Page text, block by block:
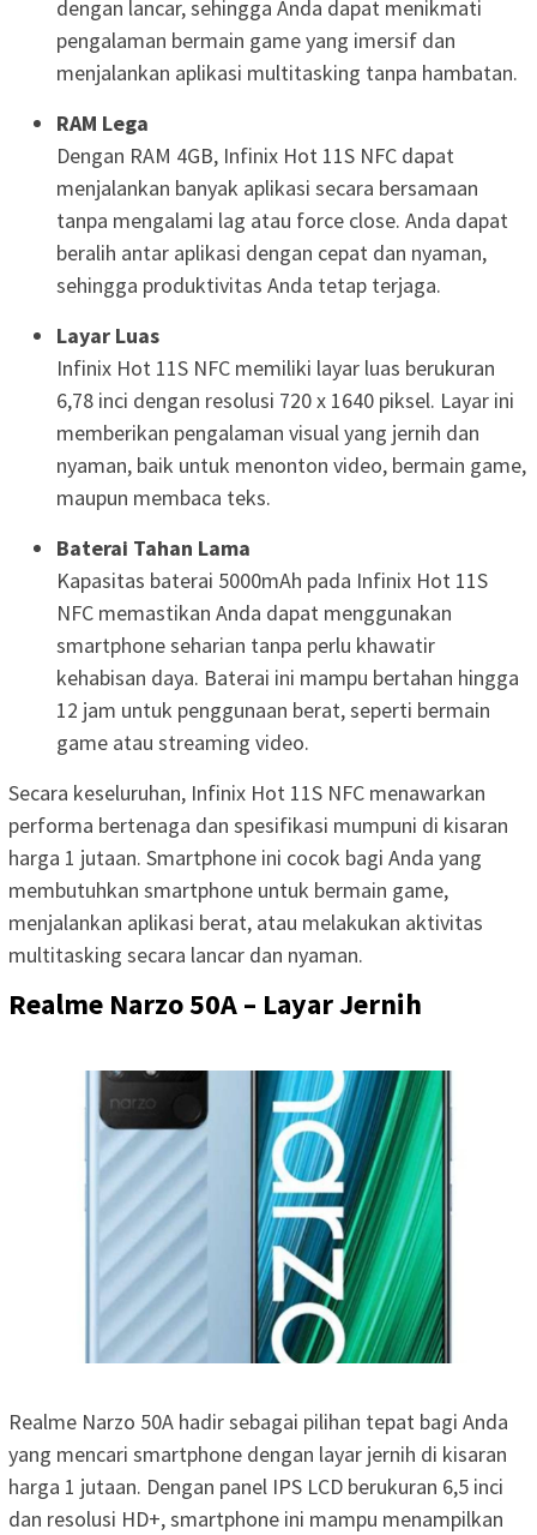
dengan lancar, sehingga Anda dapat menikmati
pengalaman bermain game yang imersif dan
menjalankan aplikasi multitasking tanpa hambatan.
RAM Lega
Dengan RAM 4GB, Infinix Hot 11S NFC dapat
menjalankan banyak aplikasi secara bersamaan
tanpa mengalami lag atau force close. Anda dapat
beralih antar aplikasi dengan cepat dan nyaman,
sehingga produktivitas Anda tetap terjaga.
Layar Luas
Infinix Hot 11S NFC memiliki layar luas berukuran
6,78 inci dengan resolusi 720 x 1640 piksel. Layar ini
memberikan pengalaman visual yang jernih dan
nyaman, baik untuk menonton video, bermain game,
maupun membaca teks.
Baterai Tahan Lama
Kapasitas baterai 5000mAh pada Infinix Hot 11S
NFC memastikan Anda dapat menggunakan
smartphone seharian tanpa perlu khawatir
kehabisan daya. Baterai ini mampu bertahan hingga
12 jam untuk penggunaan berat, seperti bermain
game atau streaming video.
Secara keseluruhan, Infinix Hot 11S NFC menawarkan
performa bertenaga dan spesifikasi mumpuni di kisaran
harga 1 jutaan. Smartphone ini cocok bagi Anda yang
membutuhkan smartphone untuk bermain game,
menjalankan aplikasi berat, atau melakukan aktivitas
multitasking secara lancar dan nyaman.
Realme Narzo 50A – Layar Jernih
Realme Narzo 50A hadir sebagai pilihan tepat bagi Anda
yang mencari smartphone dengan layar jernih di kisaran
harga 1 jutaan. Dengan panel IPS LCD berukuran 6,5 inci
dan resolusi HD+, smartphone ini mampu menampilkan